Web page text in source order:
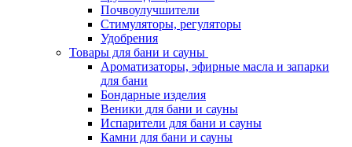
Почвоулучшители
Стимуляторы, регуляторы
Удобрения
Товары для бани и сауны
Ароматизаторы, эфирные масла и запарки
для бани
Бондарные изделия
Веники для бани и сауны
Испарители для бани и сауны
Камни для бани и сауны